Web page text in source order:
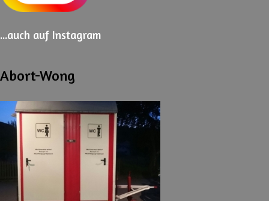
...auch auf Instagram
Abort-Wong